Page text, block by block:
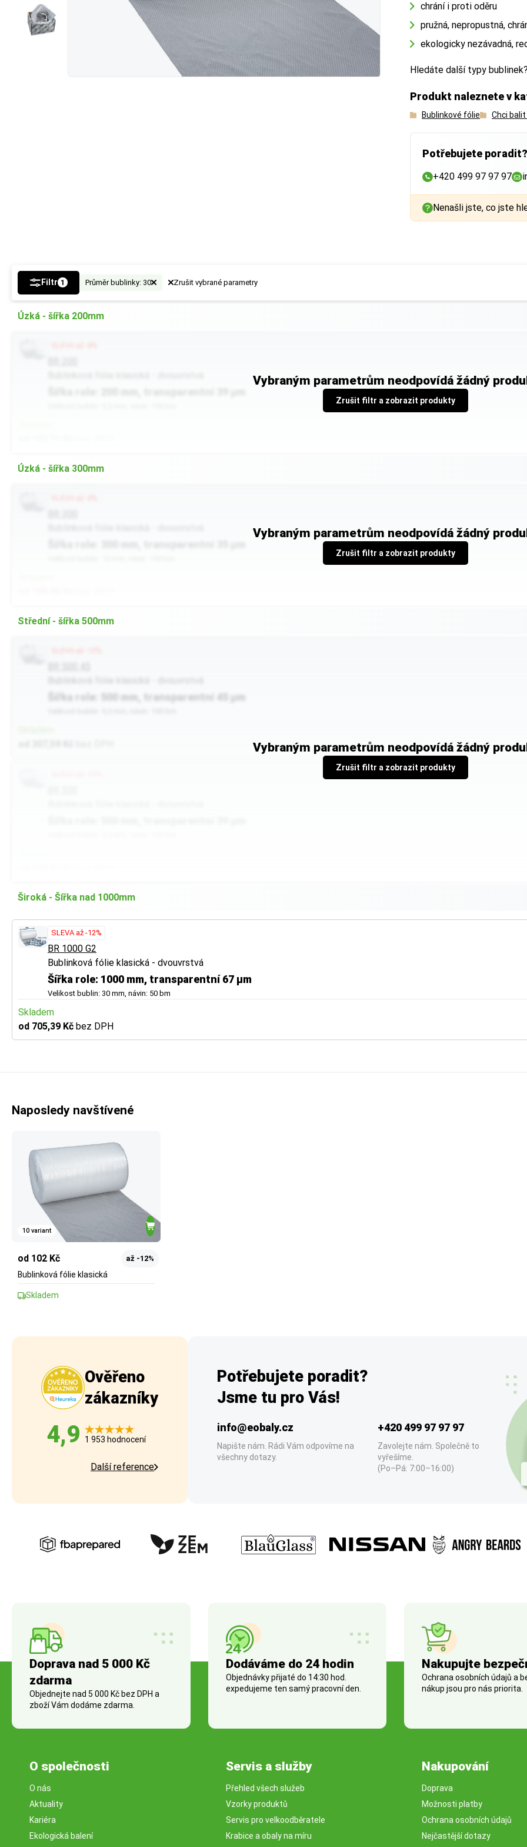
chrání i proti oděru
pružná, nepropustná,
ekologicky nezávadná,
Hledáte další typy
Produkt naleznete v
Bublinkové fólie Chci balit
Potřebujete poradit?
+420 499 97 97 97
Nenašli jste, co jste
Filtr 1 Průměr bublinky: 30 Zrušit vybrané parametry
Úzká - šířka 200mm
Vybraným parametrům neodpovídá žádný
Zrušit filtr a zobrazit produkty
Úzká - šířka 300mm
Vybraným parametrům neodpovídá žádný
Zrušit filtr a zobrazit produkty
Střední - šířka 500mm
Vybraným parametrům neodpovídá žádný
Zrušit filtr a zobrazit produkty
Šířka role: 500 mm, transparentní 45 µm
Široká - Šířka nad 1000mm
SLEVA až -12%
BR 1000 G2
Bublinková fólie klasická - dvouvrstvá
Šířka role: 1000 mm, transparentní 67 µm
Velikost bublin: 30 mm, návin: 50 bm
Skladem
od 705,39 Kč bez DPH
Naposledy navštívené
10 variant
od 102 Kč až -12%
Bublinková fólie klasická
Skladem
Ověřeno
zákazníky
4,9 1 953 hodnocení
Další reference
Potřebujete poradit?
Jsme tu pro Vás!
info@eobaly.cz
Napište nám. Rádi Vám odpovíme na
všechny dotazy.
+420 499 97 97 97
Zavolejte nám. Společně to
vyřešíme.
(Po–Pá: 7:00–16:00)
Doprava nad 5 000 Kč
zdarma
Objednejte nad 5 000 Kč bez DPH a
zboží Vám dodáme zdarma.
Dodáváme do 24 hodin
Objednávky přijaté do 14:30 hod.
expedujeme ten samý pracovní den.
Nakupujte
Ochrana osobních údajů a
nákup jsou pro nás priorita.
O společnosti
O nás
Aktuality
Kariéra
Ekologická balení
Servis a služby
Přehled všech služeb
Vzorky produktů
Servis pro velkoodběratele
Krabice a obaly na míru
Nakupování
Doprava
Možnosti platby
Ochrana osobních údajů
Nejčastější dotazy